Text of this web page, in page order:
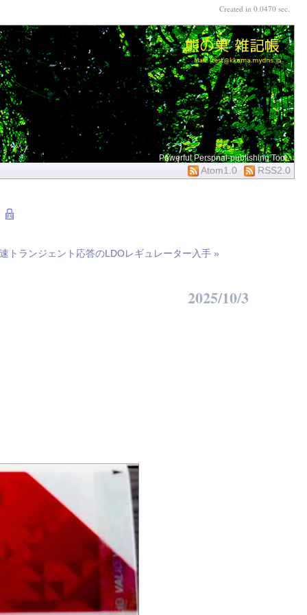
Powerful Perspnal-publishing Tool
RSS2.0
Atom1.0
トランジェント応答のLDOレギュレーター入手 »
2025/10/3
Created in 0.0470 sec.